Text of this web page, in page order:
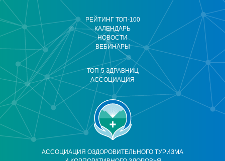
АССОЦИАЦИЯ ОЗДОРОВИТЕЛЬНОГО ТУРИЗМА
РЕЙТИНГ ТОП-100
КАЛЕНДАРЬ
НОВОСТИ
ВЕБИНАРЫ
ТОП-5 ЗДРАВНИЦ
АССОЦИАЦИЯ